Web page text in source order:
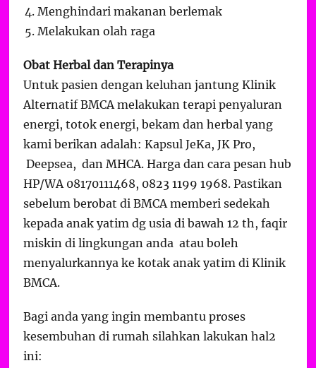
Menghindari makanan berlemak
Melakukan olah raga
Obat Herbal dan Terapinya
Untuk pasien dengan keluhan jantung Klinik
Alternatif BMCA melakukan terapi penyaluran
energi, totok energi, bekam dan herbal yang
kami berikan adalah: Kapsul JeKa, JK Pro,
Deepsea, dan MHCA. Harga dan cara pesan hub
HP/WA 08170111468, 0823 1199 1968. Pastikan
sebelum berobat di BMCA memberi sedekah
kepada anak yatim dg usia di bawah 12 th, faqir
miskin di lingkungan anda atau boleh
menyalurkannya ke kotak anak yatim di Klinik
BMCA.
Bagi anda yang ingin membantu proses
kesembuhan di rumah silahkan lakukan hal2
ini: